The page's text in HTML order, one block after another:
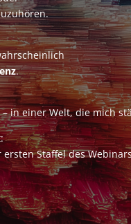
.
in einer Welt, die mich
ersten Staffel des